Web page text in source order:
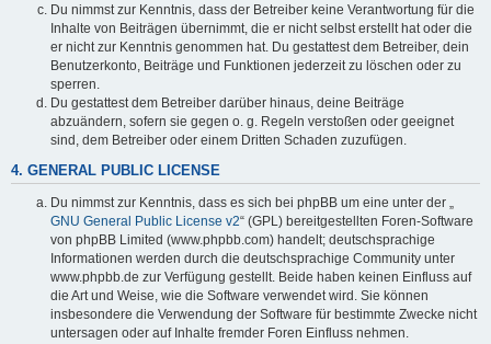
Du nimmst zur Kenntnis, dass der Betreiber keine Verantwortung für die
Inhalte von Beiträgen übernimmt, die er nicht selbst erstellt hat oder die
er nicht zur Kenntnis genommen hat. Du gestattest dem Betreiber, dein
Benutzerkonto, Beiträge und Funktionen jederzeit zu löschen oder zu
sperren.
Du gestattest dem Betreiber darüber hinaus, deine Beiträge
abzuändern, sofern sie gegen o. g. Regeln verstoßen oder geeignet
sind, dem Betreiber oder einem Dritten Schaden zuzufügen.
4. GENERAL PUBLIC LICENSE
Du nimmst zur Kenntnis, dass es sich bei phpBB um eine unter der „
GNU General Public License v2“ (GPL) bereitgestellten Foren-Software
von phpBB Limited (www.phpbb.com) handelt; deutschsprachige
Informationen werden durch die deutschsprachige Community unter
www.phpbb.de zur Verfügung gestellt. Beide haben keinen Einfluss auf
die Art und Weise, wie die Software verwendet wird. Sie können
insbesondere die Verwendung der Software für bestimmte Zwecke nicht
untersagen oder auf Inhalte fremder Foren Einfluss nehmen.